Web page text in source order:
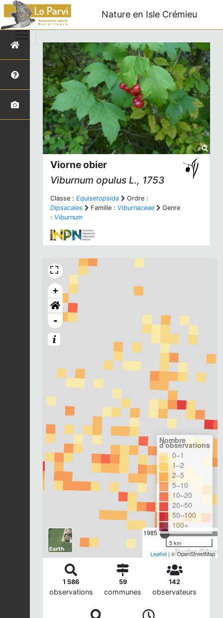
Nature en Isle Crémieu
Viorne obier
Viburnum opulus L., 1753
Classe : Equisetopsida
Ordre :
Dipsacales
Famille : Viburnaceae
Genre
: Viburnum
+
-
1985
Nombre
Nombre
d'observations
0–1
1–2
2–5
5–10
10–20
20–50
50–100
100+
5 km
Leaflet | © OpenStreetMap
1 586
observations
59
communes
142
observateurs